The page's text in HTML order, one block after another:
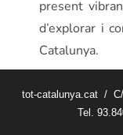
present
d’explorar i
Catalunya.
tot-catalunya.cat / C/
Tel.